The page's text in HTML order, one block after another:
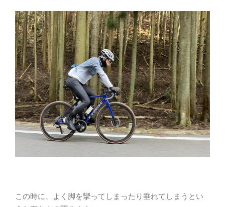
この時に、よく脚を攣ってしまったり垂れてしまうとい